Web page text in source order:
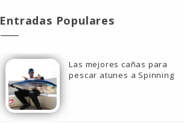
Entradas Populares
Las mejores cañas para
pescar atunes a Spinning